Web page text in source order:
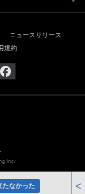
ニュースリリース
規約
Inc.
たなかった <